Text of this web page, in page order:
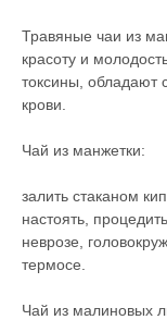
Травяные чаи из
красоту и
токсины, обладают
крови.
Чай из манжетки:
залить стаканом
настоять,
неврозе,
термосе.
Чай из малиновых